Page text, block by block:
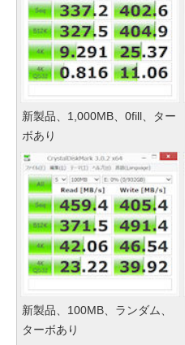
新製品、1,000MB、0fill、ター
ボあり
新製品、100MB、ランダム、
ターボあり